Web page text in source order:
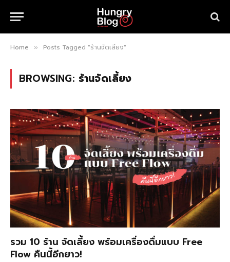
Home » Posts Tagged "ร้านจัดเลี้ยง"
BROWSING: ร้านจัดเลี้ยง
รวม 10 ร้าน จัดเลี้ยง พร้อมเครื่องดื่มแบบ Free
Flow คืนนี้อีกยาว!